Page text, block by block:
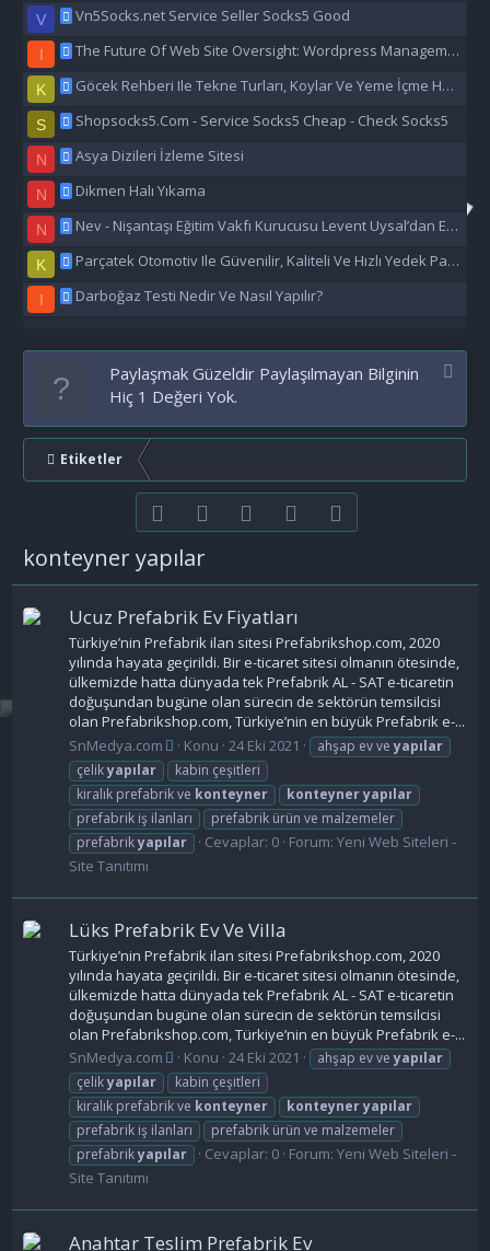
V Vn5Socks.net Service Seller Socks5 Good
I The Future Of Web Site Oversight: Wordpress Management Aı
K Göcek Rehberi Ile Tekne Turları, Koylar Ve Yeme İçme Hakkında Eşsiz Bilgiler
S Shopsocks5.Com - Service Socks5 Cheap - Check Socks5
N Asya Dizileri İzleme Sitesi
N Dikmen Halı Yıkama
N Nev - Nişantaşı Eğitim Vakfı Kurucusu Levent Uysal’dan Eğitime Büyük Destek
K Parçatek Otomotiv Ile Güvenilir, Kaliteli Ve Hızlı Yedek Parça Çözümleri
I Darboğaz Testi Nedir Ve Nasıl Yapılır?
Paylaşmak Güzeldir Paylaşılmayan Bilginin
Hiç 1 Değeri Yok.
Etiketler
FacebookTwitter youtubeBize ulaşın
konteyner yapılar
Ucuz Prefabrik Ev Fiyatları
Türkiye’nin Prefabrik ilan sitesi Prefabrikshop.com, 2020
yılında hayata geçirildi. Bir e-ticaret sitesi olmanın ötesinde,
ülkemizde hatta dünyada tek Prefabrik AL - SAT e-ticaretin
doğuşundan bugüne olan sürecin de sektörün temsilcisi
olan Prefabrikshop.com, Türkiye’nin en büyük Prefabrik e-...
SnMedya.com
Konu 24 Eki 2021 ahşap ev veyapılar
çelikyapılar
kabin çeşitleri
kiralık prefabrik ve konteyner konteyneryapılar
prefabrik iş ilanları
prefabrik ürün ve malzemeler
prefabrikyapılar Cevaplar: 0 Forum:Yeni Web Siteleri -
Site Tanıtımı
Lüks Prefabrik Ev Ve Villa
Türkiye’nin Prefabrik ilan sitesi Prefabrikshop.com, 2020
yılında hayata geçirildi. Bir e-ticaret sitesi olmanın ötesinde,
ülkemizde hatta dünyada tek Prefabrik AL - SAT e-ticaretin
doğuşundan bugüne olan sürecin de sektörün temsilcisi
olan Prefabrikshop.com, Türkiye’nin en büyük Prefabrik e-...
SnMedya.com
Konu 24 Eki 2021 ahşap ev veyapılar
çelikyapılar
kabin çeşitleri
kiralık prefabrik ve konteyner konteyneryapılar
prefabrik iş ilanları
prefabrik ürün ve malzemeler
prefabrikyapılar Cevaplar: 0 Forum:Yeni Web Siteleri -
Site Tanıtımı
Anahtar Teslim Prefabrik Ev